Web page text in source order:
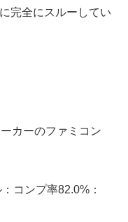
完全にスルーしてい
カーのファミコン
コンプ率82.0%：